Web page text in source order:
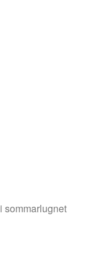
sommarlugnet